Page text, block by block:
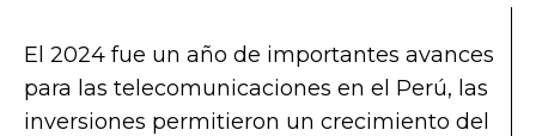
El 2024 fue un año de importantes avances
para las telecomunicaciones en el Perú, las
inversiones permitieron un crecimiento del